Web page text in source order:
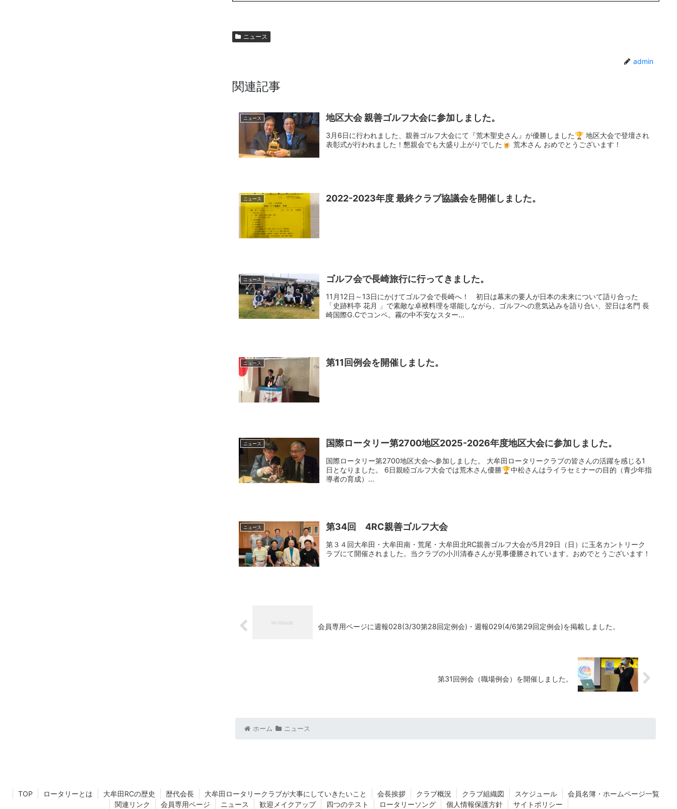
ニュース
admin
関連記事
ニュース 地区大会 親善ゴルフ大会に参加しました。
3月6日に行われました、親善ゴルフ大会にて『荒木聖史さん』が優勝しました🏆 地区大会で登壇され
表彰式が行われました！懇親会でも大盛り上がりでした🍺 荒木さん おめでとうございます！
ニュース 2022-2023年度 最終クラブ協議会を開催しました。
ニュース ゴルフ会で長崎旅行に行ってきました。
11月12日～13日にかけてゴルフ会で長崎へ！ 初日は幕末の要人が日本の未来について語り合った
「史跡料亭 花月 」で素敵な卓袱料理を堪能しながら、ゴルフへの意気込みを語り合い、翌日は名門 長
崎国際G.Cでコンペ。霧の中不安なスター...
ニュース 第11回例会を開催しました。
ニュース 国際ロータリー第2700地区2025-2026年度地区大会に参加しました。
国際ロータリー第2700地区大会へ参加しました。 大牟田ロータリークラブの皆さんの活躍を感じる1
日となりました。 6日親睦ゴルフ大会では荒木さん優勝🏆中松さんはライラセミナーの目的（青少年指
導者の育成）...
ニュース 第34回 4RC親善ゴルフ大会
第３４回大牟田・大牟田南・荒尾・大牟田北RC親善ゴルフ大会が5月29日（日）に玉名カントリーク
ラブにて開催されました。当クラブの小川清春さんが見事優勝されています。おめでとうございます！
会員専用ページに週報028(3/30第28回定例会)・週報029(4/6第29回定例会)を掲載しました。
第31回例会（職場例会）を開催しました。
ホーム ニュース
TOP ロータリーとは 大牟田RCの歴史 歴代会長 大牟田ロータリークラブが大事にしていきたいこと 会長挨拶 クラブ概況 クラブ組織図 スケジュール
会員名簿・ホームページ一覧
関連リンク
会員専用ページ ニュース 歓迎メイクアップ 四つのテスト ロータリーソング 個人情報保護方針 サイトポリシー